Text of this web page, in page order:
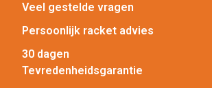
Veel gestelde vragen
Persoonlijk racket advies
30 dagen
Tevredenheidsgarantie